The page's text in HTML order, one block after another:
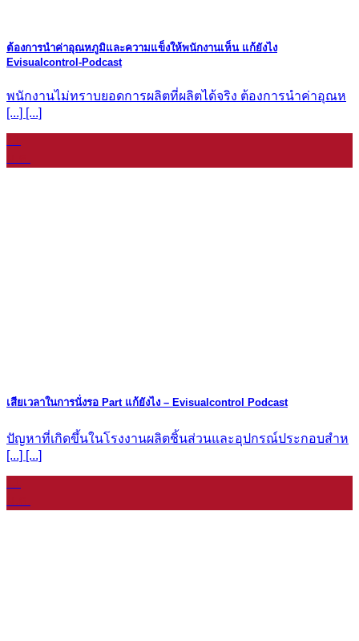
ต้องการนำค่าอุณหภูมิและความแข็งให้พนักงานเห็น แก้ยังไง
Evisualcontrol-Podcast
พนักงานไม่ทราบยอดการผลิตที่ผลิตได้จริง ต้องการนำค่าอุณห
[...] [...]
เสียเวลาในการนั่งรอ Part แก้ยังไง – Evisualcontrol Podcast
ปัญหาที่เกิดขึ้นในโรงงานผลิตชิ้นส่วนและอุปกรณ์ประกอบสำห
[...] [...]